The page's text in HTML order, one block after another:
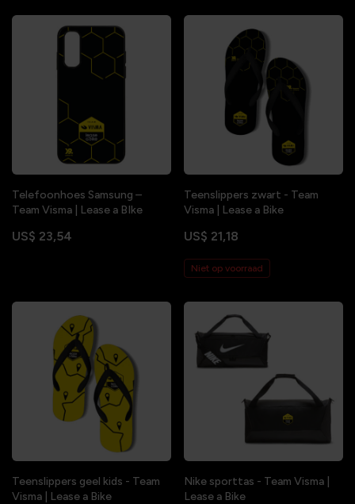
Telefoonhoes Samsung –
Team Visma | Lease a BIke
US$ 23,54
Teenslippers zwart - Team
Visma | Lease a Bike
US$ 21,18
Niet op voorraad
Teenslippers geel kids - Team
Visma | Lease a Bike
Nike sporttas - Team Visma |
Lease a Bike